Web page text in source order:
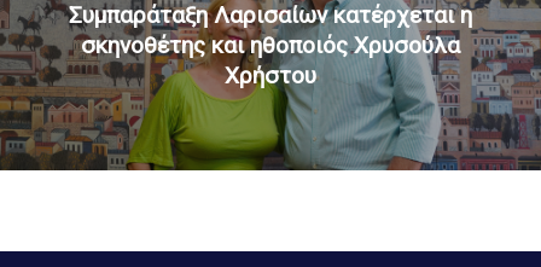
Συμπαράταξη Λαρισαίων κατέρχεται η
σκηνοθέτης και ηθοποιός Χρυσούλα
Χρήστου